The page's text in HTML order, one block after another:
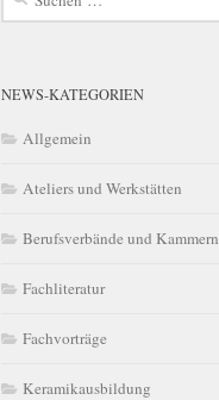
NEWS-KATEGORIEN
Allgemein
Ateliers und Werkstätten
Berufsverbände und Kammern
Fachliteratur
Fachvorträge
Keramikausbildung